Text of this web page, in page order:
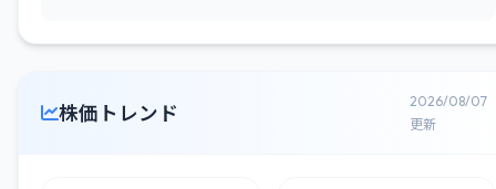
株価トレンド
2026/08/07
更新